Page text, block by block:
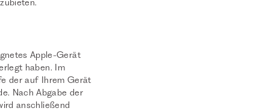
Apple-Gerät
haben. Im
der auf Ihrem Gerät
Nach Abgabe der
anschließend